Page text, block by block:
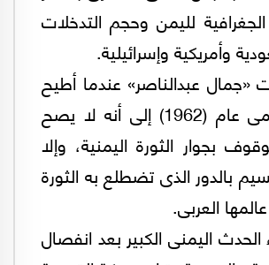
لليمن وحجم التدخلات
وأمريكية وإسرائيلية.
«جمال عبدالناصر» عندما أطيح
بالحكم الإمامى عام (1962) إلى أنه لا يصح
بجوار الثورة اليمنية، وإلا
بالدور الذى تضطلع به الثورة
العربى.
الحدث اليمنى الكبير بعد انفصال